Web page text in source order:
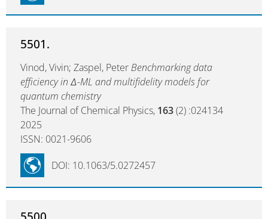
5501.
Vinod, Vivin; Zaspel, PeterBenchmarking data
efficiency in Δ-ML and multifidelity models for
quantum chemistry
The Journal of Chemical Physics, 163(2) :024134
2025
ISSN: 0021-9606
DOI: 10.1063/5.0272457